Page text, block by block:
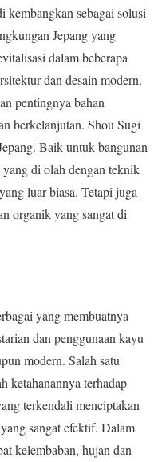
sebagai solusi
Jepang yang
dalam beberapa
dan desain modern.
pentingnya bahan
berkelanjutan. Shou Sugi
Baik untuk bangunan
di olah dengan teknik
luar biasa. Tetapi juga
organik yang sangat di
yang membuatnya
dan penggunaan kayu
modern. Salah satu
ketahanannya terhadap
terkendali menciptakan
sangat efektif. Dalam
kelembaban, hujan dan